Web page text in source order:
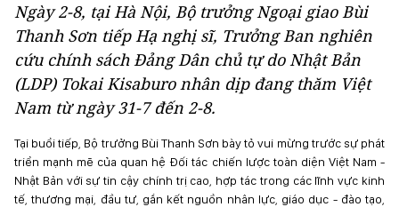
Ngày 2-8, tại Hà Nội, Bộ trưởng Ngoại giao Bùi
Thanh Sơn tiếp Hạ nghị sĩ, Trưởng Ban nghiên
cứu chính sách Đảng Dân chủ tự do Nhật Bản
(LDP) Tokai Kisaburo nhân dịp đang thăm Việt
Nam từ ngày 31-7 đến 2-8.
Tại buổi tiếp, Bộ trưởng Bùi Thanh Sơn bày tỏ vui mừng trước sự phát
triển mạnh mẽ của quan hệ Đối tác chiến lược toàn diện Việt Nam -
Nhật Bản với sự tin cậy chính trị cao, hợp tác trong các lĩnh vực kinh
tế, thương mại, đầu tư, gắn kết nguồn nhân lực, giáo dục - đào tạo,